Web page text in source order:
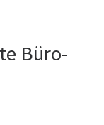
Büro-